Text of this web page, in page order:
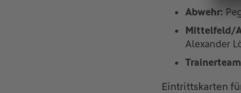
Abwehr:
Mittelfeld/
Alexander
Eintrittskarten